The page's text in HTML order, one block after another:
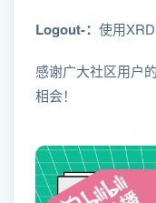
Logout-： 使用
感谢广大社区用户
相会！